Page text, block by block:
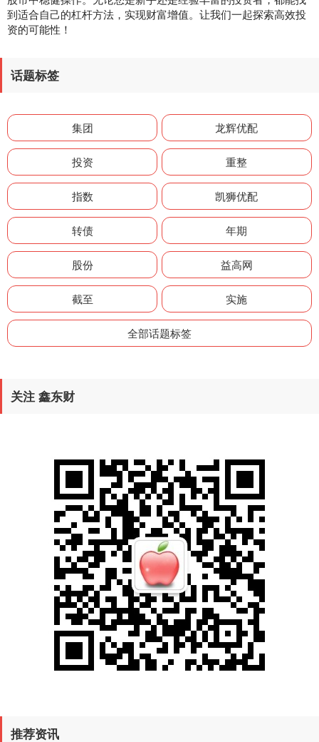
到适合自己的杠杆方法，实现财富增值。让我们一起探索高效投
资的可能性！
话题标签
集团 龙辉优配
投资 重整
指数 凯狮优配
转债 年期
股份 益高网
截至 实施
全部话题标签
关注 鑫东财
推荐资讯